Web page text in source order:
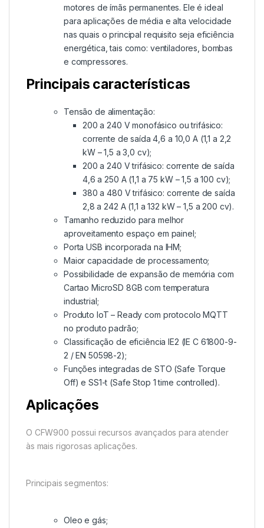
motores de ímãs permanentes. Ele é ideal
para aplicações de média e alta velocidade
nas quais o principal requisito seja eficiência
energética, tais como: ventiladores, bombas
e compressores.
Principais características
Tensão de alimentação:
200 a 240 V monofásico ou trifásico:
corrente de saída 4,6 a 10,0 A (1,1 a 2,2
kW – 1,5 a 3,0 cv);
200 a 240 V trifásico: corrente de saída
4,6 a 250 A (1,1 a 75 kW – 1,5 a 100 cv);
380 a 480 V trifásico: corrente de saída
2,8 a 242 A (1,1 a 132 kW – 1,5 a 200 cv).
Tamanho reduzido para melhor
aproveitamento espaço em painel;
Porta USB incorporada na IHM;
Maior capacidade de processamento;
Possibilidade de expansão de memória com
Cartao MicroSD 8GB com temperatura
industrial;
Produto IoT – Ready com protocolo MQTT
no produto padrão;
Classificação de eficiência IE2 (IE C 61800-9-
2 / EN 50598-2);
Funções integradas de STO (Safe Torque
Off) e SS1-t (Safe Stop 1 time controlled).
Aplicações
O CFW900 possui recursos avançados para atender
às mais rigorosas aplicações.
Principais segmentos:
Oleo e gás;